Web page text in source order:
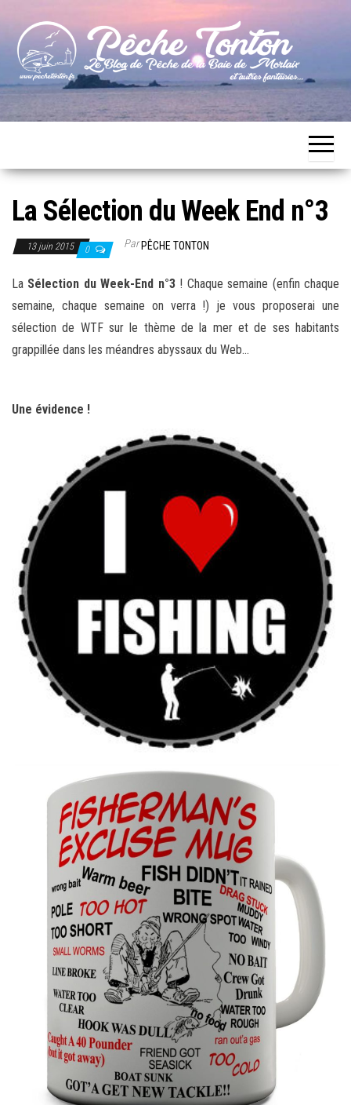
content
Pêche
Le blog
de
Baie de
La Sélection du Week End n°3
13 juin 2015 0 ParPÊCHE TONTON
La Sélection du Week-End n°3 ! Chaque semaine (enfin chaque
semaine, chaque semaine on verra !) je vous proposerai une
sélection de WTF sur le thème de la mer et de ses habitants
grappillée dans les méandres abyssaux du Web…
Une évidence !